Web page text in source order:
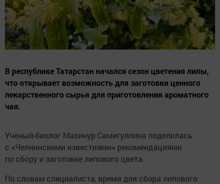
В республике Татарстан начался сезон цветения липы,
что открывает возможность для заготовки ценного
лекарственного сырья для приготовления ароматного
чая.
Ученый-биолог Махинур Самигуллина поделилась
с «Челнинскими известиями» рекомендациями
по сбору и заготовке липового цвета.
По словам специалиста, время для сбора липового